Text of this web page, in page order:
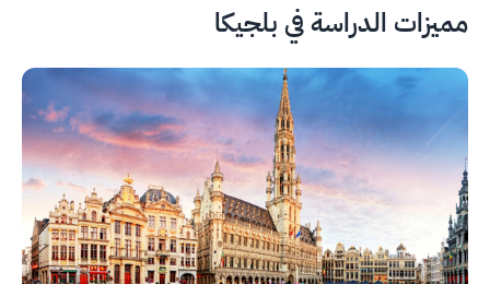
مميزات الدراسة في بلجيكا